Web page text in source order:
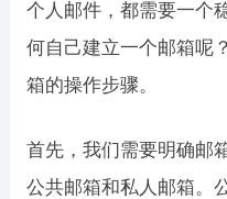
个人邮件，都需要一个
何自己建立一个邮箱呢
箱的操作步骤。
首先，我们需要明确邮
公共邮箱和私人邮箱。